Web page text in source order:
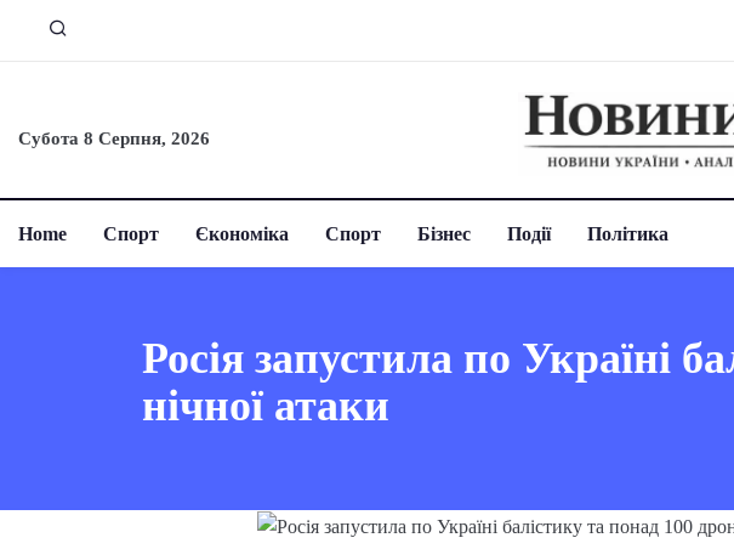
Субота 8 Серпня, 2026
Home Спорт Єкономіка Спорт Бізнес Події Політика
Росія запустила по Україні
нічної атаки